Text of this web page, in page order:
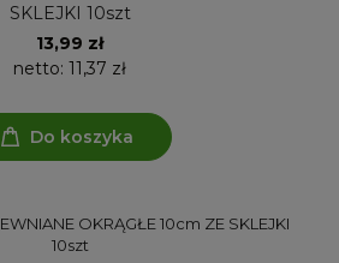
SKLEJKI 10szt
13,99 zł
netto: 11,37 zł
Do koszyka